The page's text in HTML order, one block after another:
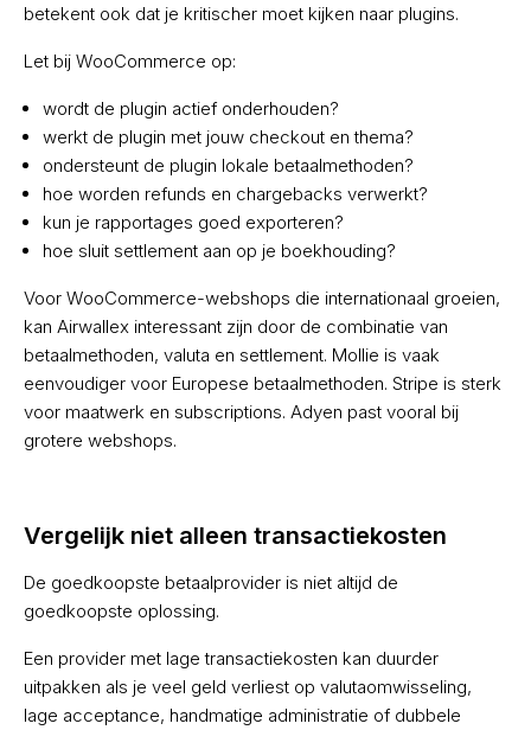
betekent ook dat je kritischer moet kijken naar plugins.
Let bij WooCommerce op:
wordt de plugin actief onderhouden?
werkt de plugin met jouw checkout en thema?
ondersteunt de plugin lokale betaalmethoden?
hoe worden refunds en chargebacks verwerkt?
kun je rapportages goed exporteren?
hoe sluit settlement aan op je boekhouding?
Voor WooCommerce-webshops die internationaal groeien,
kan Airwallex interessant zijn door de combinatie van
betaalmethoden, valuta en settlement. Mollie is vaak
eenvoudiger voor Europese betaalmethoden. Stripe is sterk
voor maatwerk en subscriptions. Adyen past vooral bij
grotere webshops.
Vergelijk niet alleen transactiekosten
De goedkoopste betaalprovider is niet altijd de
goedkoopste oplossing.
Een provider met lage transactiekosten kan duurder
uitpakken als je veel geld verliest op valutaomwisseling,
lage acceptance, handmatige administratie of dubbele